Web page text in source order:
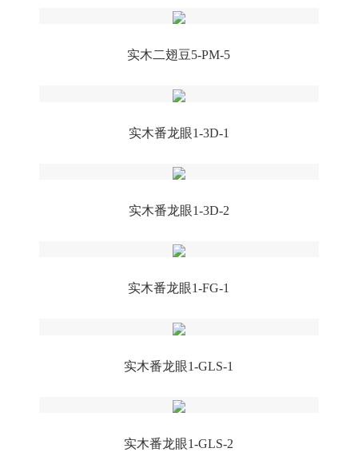
实木二翅豆5-PM-5
实木番龙眼1-3D-1
实木番龙眼1-3D-2
实木番龙眼1-FG-1
实木番龙眼1-GLS-1
实木番龙眼1-GLS-2